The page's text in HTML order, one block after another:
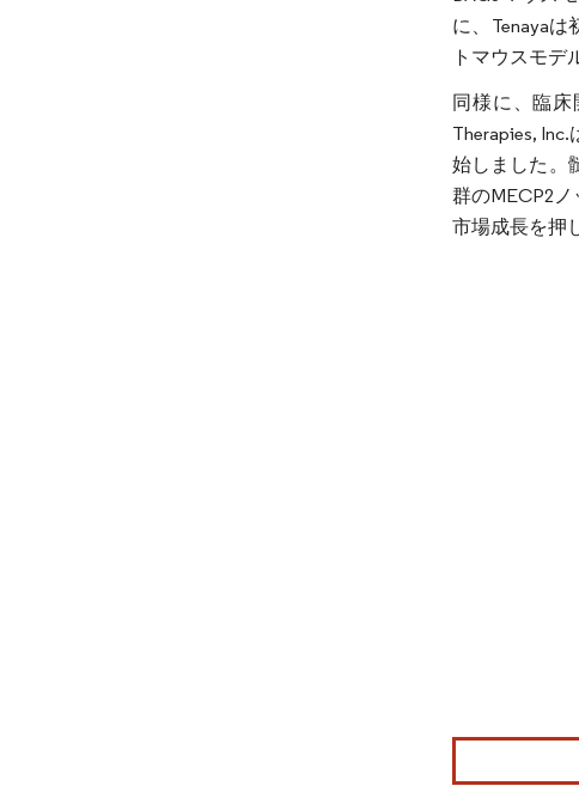
に、Tenaya
トマウスモデ
同様に、臨床
Therapies,
始しました。
群のMECP2
市場成長を押
画像 © Mordor